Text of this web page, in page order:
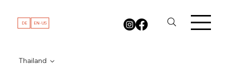
DE EN-US
Thailand